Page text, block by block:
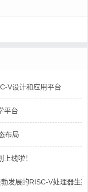
V设计和应用平台
平台
布局
线啦！
展的RISC-V处理器生态